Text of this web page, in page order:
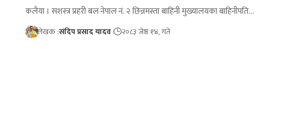
कलैया । सशस्त्र प्रहरी बल नेपाल नं. २ छिन्नमस्ता बाहिनी मुख्यालयका बाहिनीपति…
लेखक :संदिप प्रसाद यादव २०८३ जेष्ठ १४, गते